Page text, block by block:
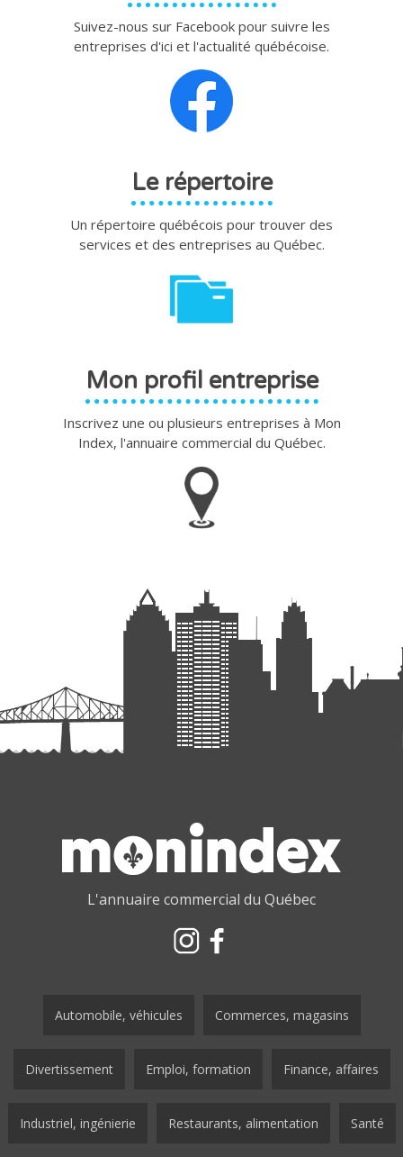
Suivez-nous sur Facebook pour suivre les
entreprises d'ici et l'actualité québécoise.
Le répertoire
Un répertoire québécois pour trouver des
services et des entreprises au Québec.
Mon profil entreprise
Inscrivez une ou plusieurs entreprises à Mon
Index, l'annuaire commercial du Québec.
L'annuaire commercial du Québec
Automobile, véhicules Commerces, magasins
Divertissement Emploi, formation Finance, affaires
Industriel, ingénierie Restaurants, alimentation Santé